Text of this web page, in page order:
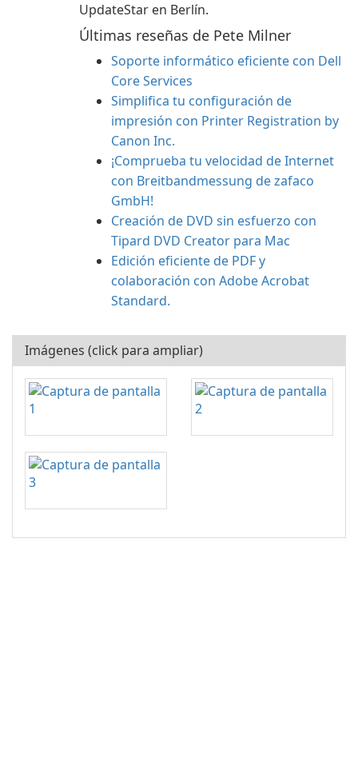
UpdateStar en Berlín.
Últimas reseñas de Pete Milner
Soporte informático eficiente con Dell
Core Services
Simplifica tu configuración de
impresión con Printer Registration by
Canon Inc.
¡Comprueba tu velocidad de Internet
con Breitbandmessung de zafaco
GmbH!
Creación de DVD sin esfuerzo con
Tipard DVD Creator para Mac
Edición eficiente de PDF y
colaboración con Adobe Acrobat
Standard.
Imágenes (click para ampliar)